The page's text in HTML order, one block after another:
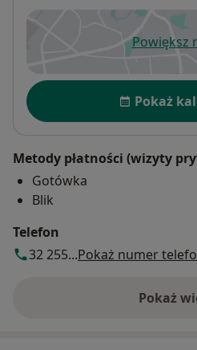
Powiększ
Dostępność
Pokaż
Metody płatności (wizyty
Gotówka
Blik
Telefon
32 255...Pokaż numer
Pokażo